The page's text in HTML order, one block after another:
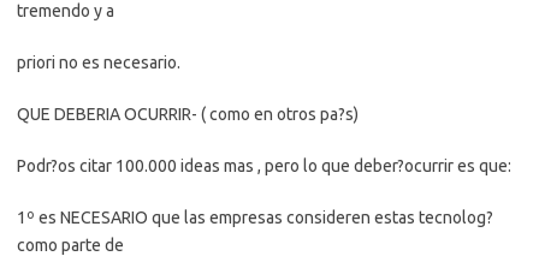
tremendo y a
priori no es necesario.
QUE DEBERIA OCURRIR- ( como en otros pa?s)
Podr?os citar 100.000 ideas mas , pero lo que deber?ocurrir es que:
1º es NECESARIO que las empresas consideren estas tecnolog?
como parte de